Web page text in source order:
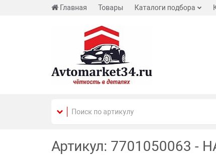
Главная Товары Каталоги подбора
Артикул: 7701050063 -